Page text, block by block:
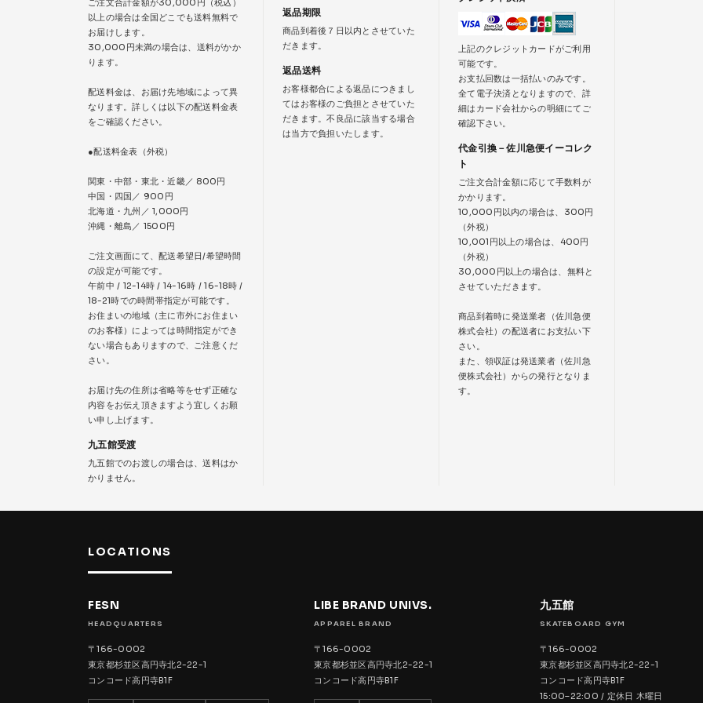
以上の場合は全国どこでも送料無料で
お届けします。
30,000円未満の場合は、送料がかか
ります。
配送料金は、お届け先地域によって異
なります。詳しくは以下の配送料金表
をご確認ください。
●配送料金表（外税）
関東・中部・東北・近畿／ 800円
中国・四国／ 900円
北海道・九州／ 1,000円
沖縄・離島／ 1500円
ご注文画面にて、配送希望日/希望時間
の設定が可能です。
午前中 / 12-14時 / 14-16時 / 16-18時 /
18-21時での時間帯指定が可能です。
お住まいの地域（主に市外にお住まい
のお客様）によっては時間指定ができ
ない場合もありますので、ご注意くだ
さい。
お届け先の住所は省略等をせず正確な
内容をお伝え頂きますよう宜しくお願
い申し上げます。
九五館受渡
九五館でのお渡しの場合は、送料はか
かりません。
返品期限
商品到着後７日以内とさせていた
だきます。
返品送料
お客様都合による返品につきまし
てはお客様のご負担とさせていた
だきます。不良品に該当する場合
は当方で負担いたします。
上記のクレジットカードがご利用
可能です。
お支払回数は一括払いのみです。
全て電子決済となりますので、詳
細はカード会社からの明細にてご
確認下さい。
代金引換－佐川急便イーコレク
ト
ご注文合計金額に応じて手数料が
かかります。
10,000円以内の場合は、300円
（外税）
10,001円以上の場合は、400円
（外税）
30,000円以上の場合は、無料と
させていただきます。
商品到着時に発送業者（佐川急便
株式会社）の配送者にお支払い下
さい。
また、領収証は発送業者（佐川急
便株式会社）からの発行となりま
す。
LOCATIONS
FESN
HEADQUARTERS
〒166-0002
東京都杉並区高円寺北2-22-1
コンコード高円寺B1F
LIBE BRAND UNIVS.
APPAREL BRAND
〒166-0002
東京都杉並区高円寺北2-22-1
コンコード高円寺B1F
九五館
SKATEBOARD GYM
〒166-0002
東京都杉並区高円寺北2-22-1
コンコード高円寺B1F
15:00–22:00 / 定休日 木曜日